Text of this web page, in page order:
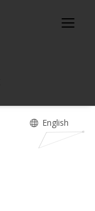
English